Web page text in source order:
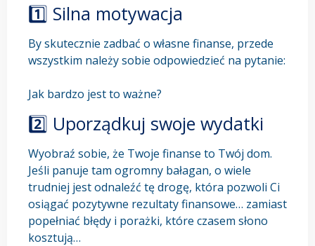
1️⃣ Silna motywacja
By skutecznie zadbać o własne finanse, przede
wszystkim należy sobie odpowiedzieć na pytanie:
Jak bardzo jest to ważne?
2️⃣ Uporządkuj swoje wydatki
Wyobraź sobie, że Twoje finanse to Twój dom.
Jeśli panuje tam ogromny bałagan, o wiele
trudniej jest odnaleźć tę drogę, która pozwoli Ci
osiągać pozytywne rezultaty finansowe… zamiast
popełniać błędy i porażki, które czasem słono
kosztują…